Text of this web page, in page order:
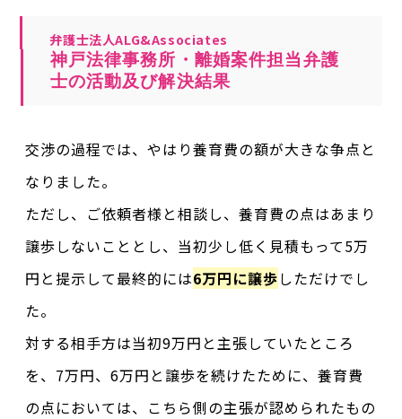
弁護士法人ALG&Associates
神戸法律事務所・離婚案件担当弁護
士の活動及び解決結果
交渉の過程では、やはり養育費の額が大きな争点と
なりました。
ただし、ご依頼者様と相談し、養育費の点はあまり
譲歩しないこととし、当初少し低く見積もって5万
円と提示して最終的には6万円に譲歩しただけでし
た。
対する相手方は当初9万円と主張していたところ
を、7万円、6万円と譲歩を続けたために、養育費
の点においては、こちら側の主張が認められたもの